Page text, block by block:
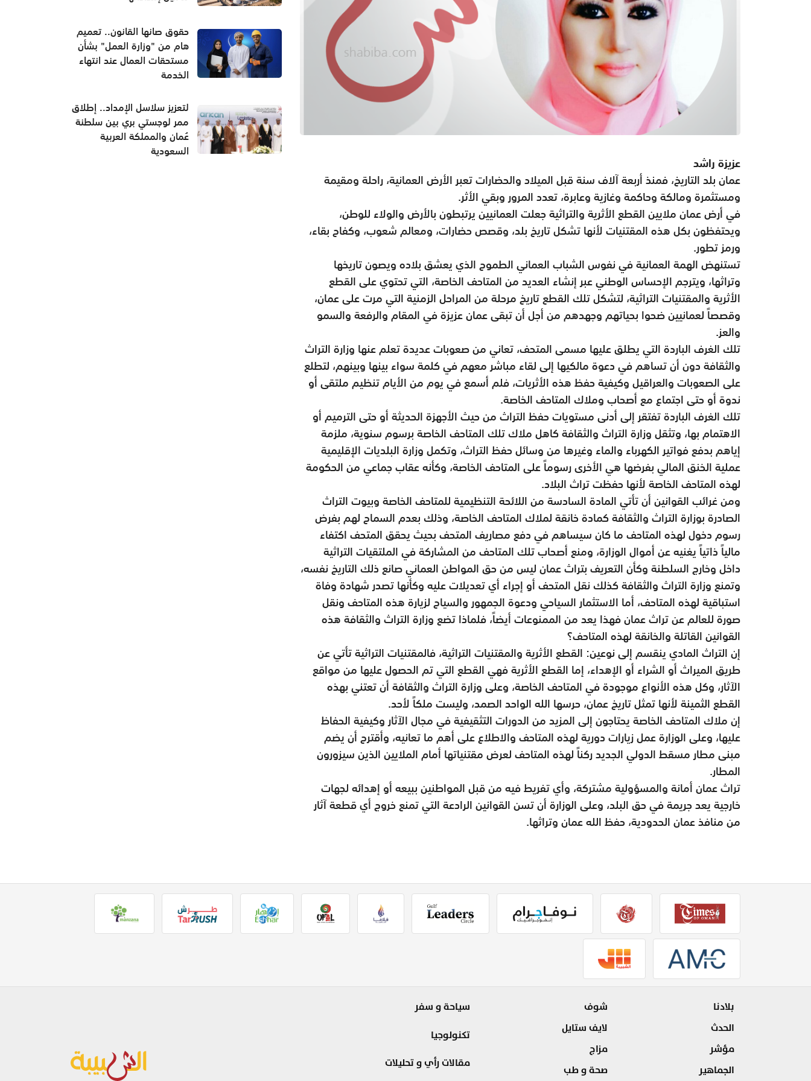
عزيزة راشد
عمان بلد التاريخ، فمنذ أربعة آلاف سنة قبل الميلاد والحضارات تعبر الأرض العمانية، راحلة ومقيمة
ومستثمرة ومالكة وحاكمة وغازية وعابرة، تعدد المرور وبقي الأثر.
في أرض عمان ملايين القطع الأثرية والتراثية جعلت العمانيين يرتبطون بالأرض والولاء للوطن،
ويحتفظون بكل هذه المقتنيات لأنها تشكل تاريخ بلد، وقصص حضارات، ومعالم شعوب، وكفاح بقاء،
ورمز تطور.
تستنهض الهمة العمانية في نفوس الشباب العماني الطموح الذي يعشق بلاده ويصون تاريخها
وتراثها، ويترجم الإحساس الوطني عبر إنشاء العديد من المتاحف الخاصة، التي تحتوي على القطع
الأثرية والمقتنيات التراثية، لتشكل تلك القطع تاريخ مرحلة من المراحل الزمنية التي مرت على عمان،
وقصصاً لعمانيين ضحوا بحياتهم وجهدهم من أجل أن تبقى عمان عزيزة في المقام والرفعة والسمو
والعز.
تلك الغرف الباردة التي يطلق عليها مسمى المتحف، تعاني من صعوبات عديدة تعلم عنها وزارة التراث
والثقافة دون أن تساهم في دعوة مالكيها إلى لقاء مباشر معهم في كلمة سواء بينها وبينهم، لتطلع
على الصعوبات والعراقيل وكيفية حفظ هذه الأثريات، فلم أسمع في يوم من الأيام تنظيم ملتقى أو
ندوة أو حتى اجتماع مع أصحاب وملاك المتاحف الخاصة.
تلك الغرف الباردة تفتقر إلى أدنى مستويات حفظ التراث من حيث الأجهزة الحديثة أو حتى الترميم أو
الاهتمام بها، وتثقل وزارة التراث والثقافة كاهل ملاك تلك المتاحف الخاصة برسوم سنوية، ملزمة
إياهم بدفع فواتير الكهرباء والماء وغيرها من وسائل حفظ التراث، وتكمل وزارة البلديات الإقليمية
عملية الخنق المالي بفرضها هي الأخرى رسوماً على المتاحف الخاصة، وكأنه عقاب جماعي من الحكومة
لهذه المتاحف الخاصة لأنها حفظت تراث البلاد.
ومن غرائب القوانين أن تأتي المادة السادسة من اللائحة التنظيمية للمتاحف الخاصة وبيوت التراث
الصادرة بوزارة التراث والثقافة كمادة خانقة لملاك المتاحف الخاصة، وذلك بعدم السماح لهم بفرض
رسوم دخول لهذه المتاحف ما كان سيساهم في دفع مصاريف المتحف بحيث يحقق المتحف اكتفاء
مالياً ذاتياً يغنيه عن أموال الوزارة، ومنع أصحاب تلك المتاحف من المشاركة في الملتقيات التراثية
داخل وخارج السلطنة وكأن التعريف بتراث عمان ليس من حق المواطن العماني صانع ذلك التاريخ نفسه،
وتمنع وزارة التراث والثقافة كذلك نقل المتحف أو إجراء أي تعديلات عليه وكأنها تصدر شهادة وفاة
استباقية لهذه المتاحف، أما الاستثمار السياحي ودعوة الجمهور والسياح لزيارة هذه المتاحف ونقل
صورة للعالم عن تراث عمان فهذا يعد من الممنوعات أيضاً، فلماذا تضع وزارة التراث والثقافة هذه
القوانين القاتلة والخانقة لهذه المتاحف؟
إن التراث المادي ينقسم إلى نوعين: القطع الأثرية والمقتنيات التراثية، فالمقتنيات التراثية تأتي عن
طريق الميراث أو الشراء أو الإهداء، إما القطع الأثرية فهي القطع التي تم الحصول عليها من مواقع
الآثار، وكل هذه الأنواع موجودة في المتاحف الخاصة، وعلى وزارة التراث والثقافة أن تعتني بهذه
القطع الثمينة لأنها تمثل تاريخ عمان، حرسها الله الواحد الصمد، وليست ملكاً لأحد.
إن ملاك المتاحف الخاصة يحتاجون إلى المزيد من الدورات التثقيفية في مجال الآثار وكيفية الحفاظ
عليها، وعلى الوزارة عمل زيارات دورية لهذه المتاحف والاطلاع على أهم ما تعانيه، وأقترح أن يضم
مبنى مطار مسقط الدولي الجديد ركناً لهذه المتاحف لعرض مقتنياتها أمام الملايين الذين سيزورون
المطار.
تراث عمان أمانة والمسؤولية مشتركة، وأي تفريط فيه من قبل المواطنين ببيعه أو إهدائه لجهات
خارجية يعد جريمة في حق البلد، وعلى الوزارة أن تسن القوانين الرادعة التي تمنع خروج أي قطعة آثار
من منافذ عمان الحدودية، حفظ الله عمان وتراثها.
حقوق صانها القانون.. تعميم
هام من "وزارة العمل" بشأن
مستحقات العمال عند انتهاء
الخدمة
لتعزيز سلاسل الإمداد.. إطلاق
ممر لوجستي بري بين سلطنة
عُمان والمملكة العربية
السعودية
بلادنا
الحدث
مؤشر
الجماهير
شوف
لايف ستايل
مزاج
صحة و طب
سياحة و سفر
تكنولوجيا
مقالات رأي و تحليلات